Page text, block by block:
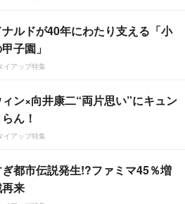
ルドが40年にわたり支える「小
子園」
イアップ特集
ン×向井康二“両片思い”にキュン
ん！
イアップ特集
都市伝説発生!?ファミマ45％増
来